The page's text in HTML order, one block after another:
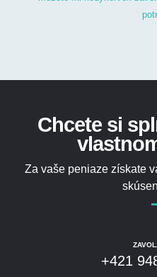
Chcete si
Za vaše peniaze získate
+421